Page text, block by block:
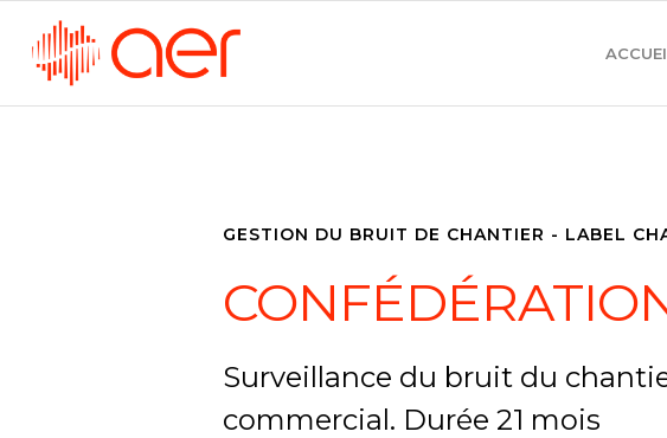
GESTION DU BRUIT DE CHANTIER - LABEL
Surveillance du bruit du
commercial. Durée 21 mois